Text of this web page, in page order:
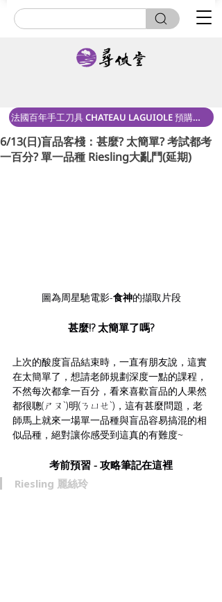
法國百年手工刀具 CHATEAU LAGUIOLE 預購中！
6/13(日)盲品客棧：甚麼? 太簡單? 考試都考
一百分? 單一品種 Riesling大亂鬥(延期)
圖為周星馳電影-食神的擷取片段
甚麼!? 太簡單了嗎?
上次的酸度盲品結束時，一直有朋友說，這實
在太簡單了，想請老師規劃深度一點的課程，
不然每次都拿一百分，看來喜歡盲品的人果然
都很聰(ㄕㄡˋ)明(ㄋㄩㄝˋ)，這有甚麼問題，老
師馬上就來一場單一品種與盲品容易搞混的相
似品種，絕對讓你感受到這真的有難度~
考前預習 - 攻略筆記在這裡
Riesling 麗絲玲